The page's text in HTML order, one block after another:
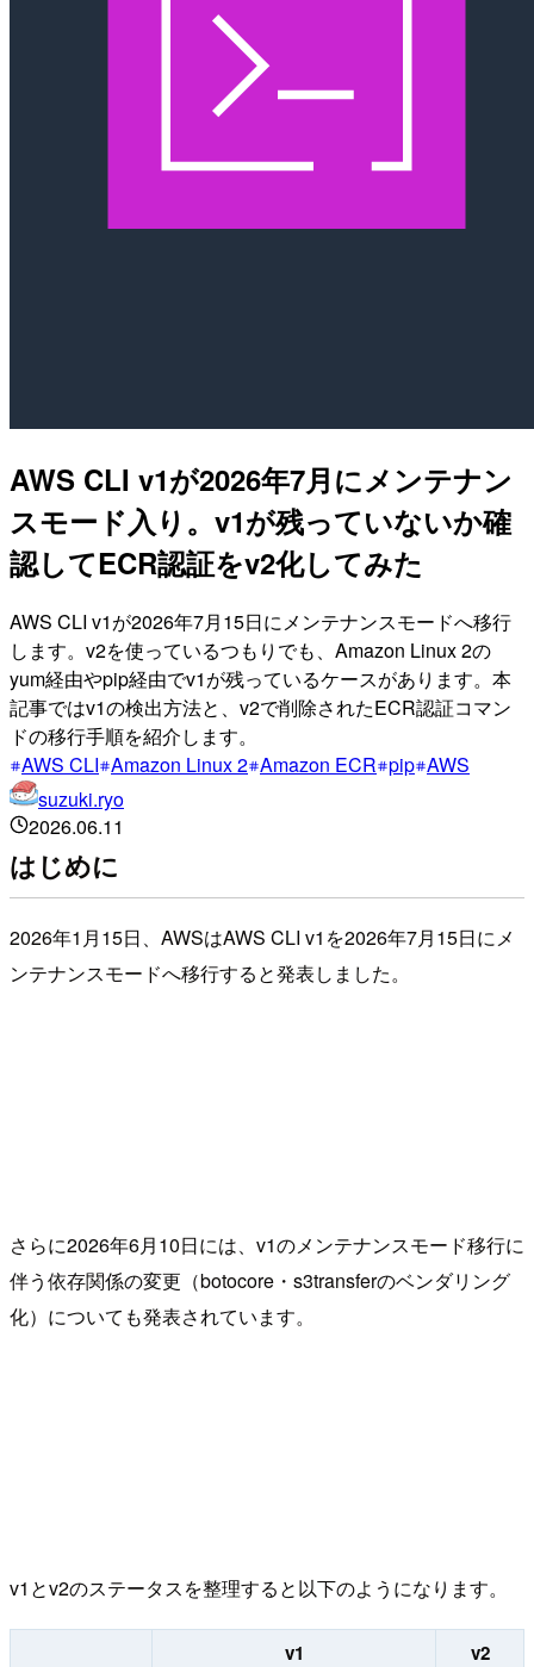
AWS CLI v1が2026年7月にメンテナン
スモード入り。v1が残っていないか確
認してECR認証をv2化してみた
AWS CLI v1が2026年7月15日にメンテナンスモードへ移行
します。v2を使っているつもりでも、Amazon Linux 2の
yum経由やpip経由でv1が残っているケースがあります。本
記事ではv1の検出方法と、v2で削除されたECR認証コマン
ドの移行手順を紹介します。
AWS CLI Amazon Linux 2 Amazon ECR pip AWS
suzuki.ryo
2026.06.11
はじめに
2026年1月15日、AWSはAWS CLI v1を2026年7月15日にメ
ンテナンスモードへ移行すると発表しました。
さらに2026年6月10日には、v1のメンテナンスモード移行に
伴う依存関係の変更（botocore・s3transferのベンダリング
化）についても発表されています。
v1とv2のステータスを整理すると以下のようになります。
v1 v2